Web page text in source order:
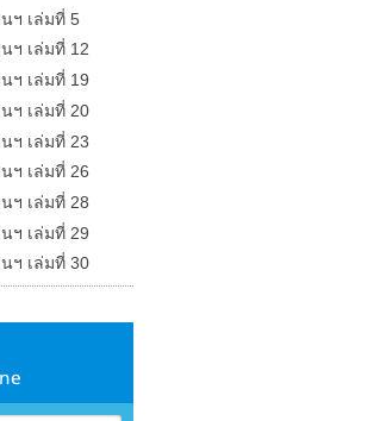
ฯ เล่มที่ 5
ฯ เล่มที่ 12
ฯ เล่มที่ 19
ฯ เล่มที่ 20
ฯ เล่มที่ 23
ฯ เล่มที่ 26
ฯ เล่มที่ 28
ฯ เล่มที่ 29
ฯ เล่มที่ 30